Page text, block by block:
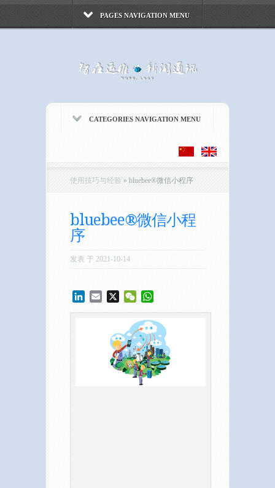
PAGES NAVIGATION MENU
CATEGORIES NAVIGATION MENU
使用技巧与经验 » bluebee®微信小程序
bluebee®微信小程
序
发表 于 2021-10-14
LinkedIn
Email X WeChat